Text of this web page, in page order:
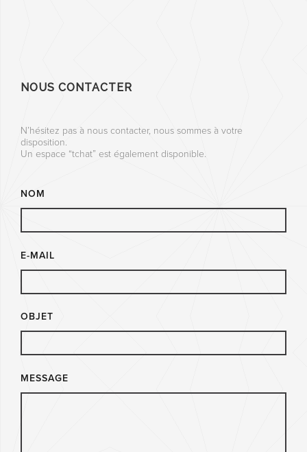
NOUS CONTACTER
N’hésitez pas à nous contacter, nous sommes à votre
disposition.
Un espace “tchat” est également disponible.
NOM
E-MAIL
OBJET
MESSAGE